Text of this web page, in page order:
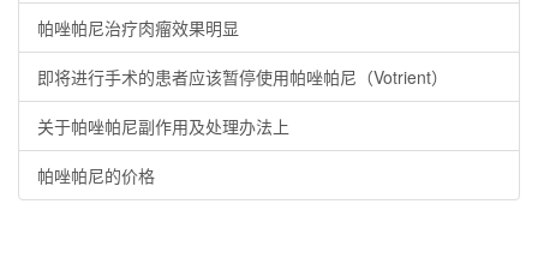
帕唑帕尼治疗肉瘤效果明显
即将进行手术的患者应该暂停使用帕唑帕尼（Votrient）
关于帕唑帕尼副作用及处理办法上
帕唑帕尼的价格